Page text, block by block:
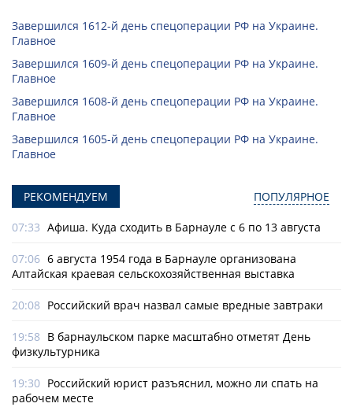
Завершился 1612-й день спецоперации РФ на Украине.
Главное
Завершился 1609-й день спецоперации РФ на Украине.
Главное
Завершился 1608-й день спецоперации РФ на Украине.
Главное
Завершился 1605-й день спецоперации РФ на Украине.
Главное
РЕКОМЕНДУЕМ ПОПУЛЯРНОЕ
07:33 Афиша. Куда сходить в Барнауле с 6 по 13 августа
07:06 6 августа 1954 года в Барнауле организована
Алтайская краевая сельскохозяйственная выставка
20:08 Российский врач назвал самые вредные завтраки
19:58 В барнаульском парке масштабно отметят День
физкультурника
19:30 Российский юрист разъяснил, можно ли спать на
рабочем месте